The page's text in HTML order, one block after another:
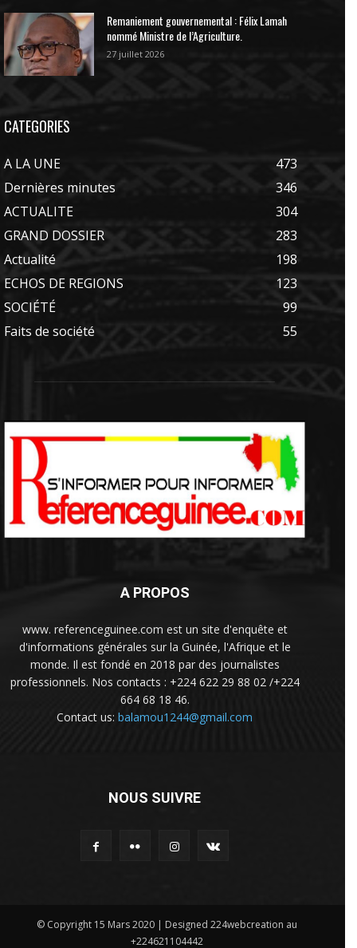
Remaniement gouvernemental : Félix Lamah
nommé Ministre de l’Agriculture.
27 juillet 2026
CATEGORIES
A LA UNE
473
Dernières minutes
346
ACTUALITE
304
GRAND DOSSIER
283
Actualité
198
ECHOS DE REGIONS
123
SOCIÉTÉ
99
Faits de société
55
A PROPOS
www. referenceguinee.com est un site d'enquête et
d'informations générales sur la Guinée, l'Afrique et le
monde. Il est fondé en 2018 par des journalistes
professionnels. Nos contacts : +224 622 29 88 02 /+224
664 68 18 46.
Contact us: balamou1244@gmail.com
NOUS SUIVRE
© Copyright 15 Mars 2020 | Designed 224webcreation au
+224621104442